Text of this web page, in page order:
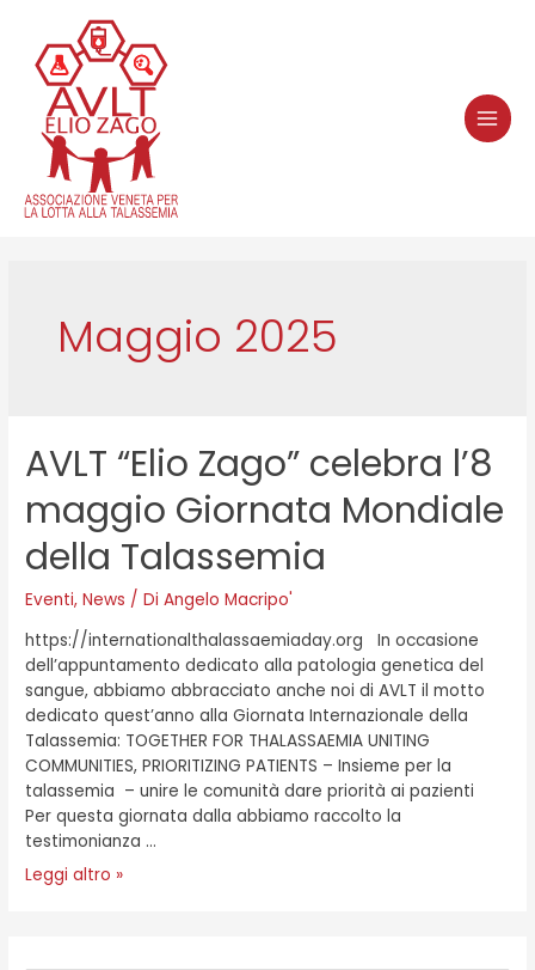
Maggio 2025
AVLT “Elio Zago” celebra l’8
maggio Giornata Mondiale
della Talassemia
Eventi,News / DiAngelo Macripo'
https://internationalthalassaemiaday.org In occasione
dell’appuntamento dedicato alla patologia genetica del
sangue, abbiamo abbracciato anche noi di AVLT il motto
dedicato quest’anno alla Giornata Internazionale della
Talassemia: TOGETHER FOR THALASSAEMIA UNITING
COMMUNITIES, PRIORITIZING PATIENTS – Insieme per la
talassemia – unire le comunità dare priorità ai pazienti
Per questa giornata dalla abbiamo raccolto la
testimonianza …
Leggi altro »